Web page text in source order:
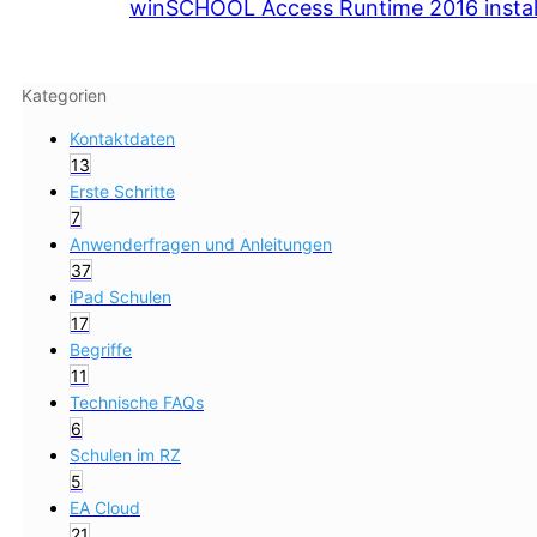
winSCHOOL Access Runtime 2016
Kategorien
Kontaktdaten
13
Erste Schritte
7
Anwenderfragen und Anleitungen
37
iPad Schulen
17
Begriffe
11
Technische FAQs
6
Schulen im RZ
5
EA Cloud